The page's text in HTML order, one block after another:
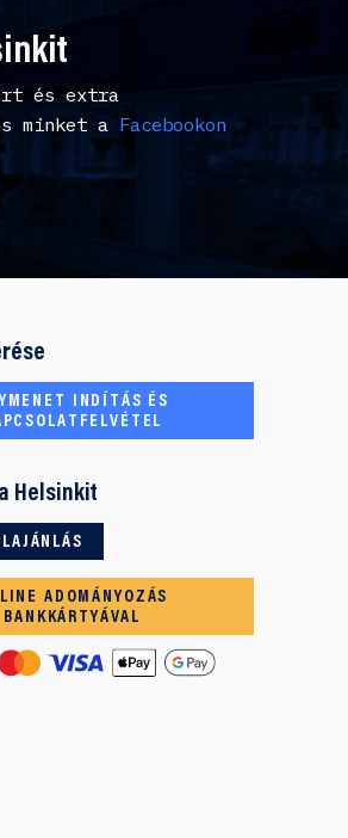
és extra
minket aFacebookon
INDÍTÁS ÉS
Helsinkit
ADOMÁNYOZÁS
BANKKÁRTYÁVAL